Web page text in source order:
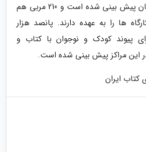
فرهنگی برای تابستان پیش بینی شده است و 210 مربی هم
ها را به عهده دارند. پانصد هزار
پیوند کودک و نوجوان با کتاب و
این مراکز پیش بینی شده است.
کتاب ایران